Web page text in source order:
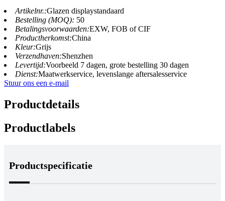
Artikelnr.:Glazen displaystandaard
Bestelling (MOQ): 50
Betalingsvoorwaarden:EXW, FOB of CIF
Productherkomst:China
Kleur:Grijs
Verzendhaven:Shenzhen
Levertijd:Voorbeeld 7 dagen, grote bestelling 30 dagen
Dienst:Maatwerkservice, levenslange aftersalesservice
Stuur ons een e-mail
Productdetails
Productlabels
Productspecificatie